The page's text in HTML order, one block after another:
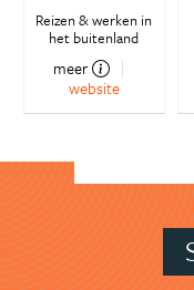
Reizen & werken in
het buitenland
meer
website